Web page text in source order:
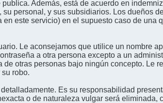
Además, está de acuerdo en
personal, y sus subsidiarios. Los dueños
este servicio) en el supuesto caso de una
Le aconsejamos que utilice un nombre
a otra persona excepto a un
otras personas bajo ningún concepto. Le
robo.
Es su responsabilidad
o de naturaleza vulgar será eliminada,